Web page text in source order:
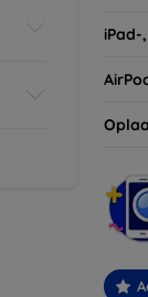
iPad-